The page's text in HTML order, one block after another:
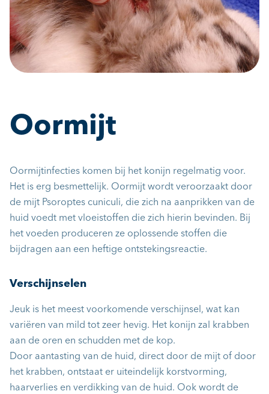
Oormijt
Oormijtinfecties komen bij het konijn regelmatig voor.
Het is erg besmettelijk. Oormijt wordt veroorzaakt door
de mijt Psoroptes cuniculi, die zich na aanprikken van de
huid voedt met vloeistoffen die zich hierin bevinden. Bij
het voeden produceren ze oplossende stoffen die
bijdragen aan een heftige ontstekingsreactie.
Verschijnselen
Jeuk is het meest voorkomende verschijnsel, wat kan
variëren van mild tot zeer hevig. Het konijn zal krabben
aan de oren en schudden met de kop.
Door aantasting van de huid, direct door de mijt of door
het krabben, ontstaat er uiteindelijk korstvorming,
haarverlies en verdikking van de huid. Ook wordt de